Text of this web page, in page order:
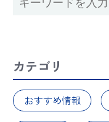
カテゴリ
おすすめ情報